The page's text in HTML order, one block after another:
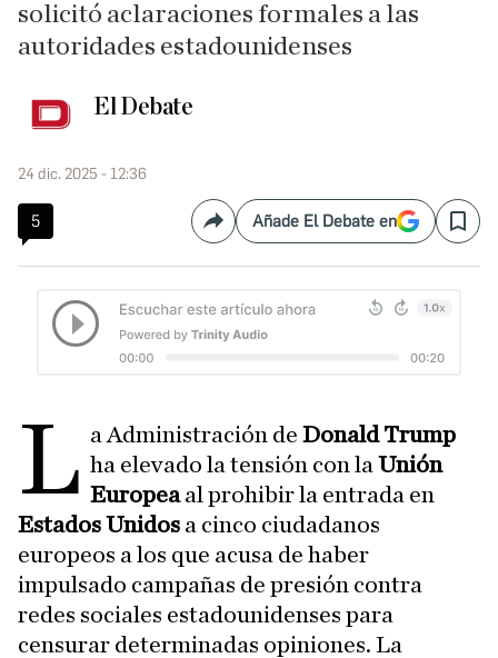
solicitó aclaraciones formales a las
autoridades estadounidenses
El Debate
24 dic. 2025 - 12:36
5 CompartirAñade El Debate en Save
L a Administración deDonald Trump
ha elevado la tensión con laUnión
Europeaal prohibir la entrada en
Estados Unidos a cinco ciudadanos
europeos a los que acusa de haber
impulsado campañas de presión contra
redes sociales estadounidenses para
censurar determinadas opiniones. La